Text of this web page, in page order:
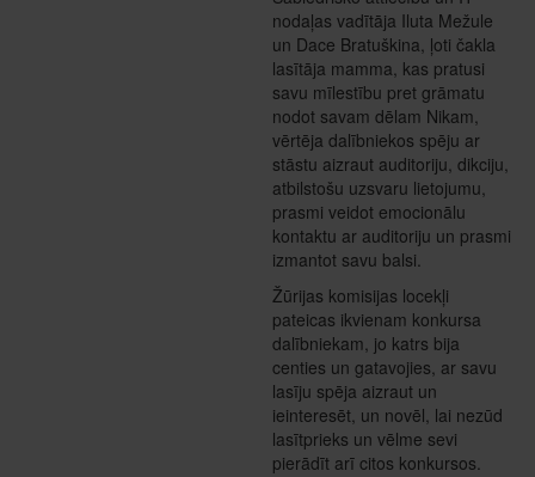
nodaļas vadītāja Iluta Mežule
un Dace Bratuškina, ļoti čakla
lasītāja mamma, kas pratusi
savu mīlestību pret grāmatu
nodot savam dēlam Nikam,
vērtēja dalībniekos spēju ar
stāstu aizraut auditoriju, dikciju,
atbilstošu uzsvaru lietojumu,
prasmi veidot emocionālu
kontaktu ar auditoriju un prasmi
izmantot savu balsi.
Žūrijas komisijas locekļi
pateicas ikvienam konkursa
dalībniekam, jo katrs bija
centies un gatavojies, ar savu
lasīju spēja aizraut un
ieinteresēt, un novēl, lai nezūd
lasītprieks un vēlme sevi
pierādīt arī citos konkursos.